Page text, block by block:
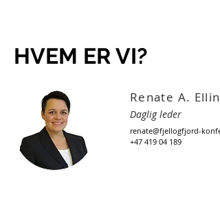
HVEM ER VI?
Renate A.
Daglig leder
renate@fjellogfjord-
+47 419 04 189